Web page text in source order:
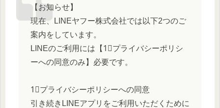
【お知らせ】
現在、LINEヤフー株式会社では以下2つのご
案内をしています。
LINEのご利用には【1⃣プライバシーポリシ
ーへの同意のみ】必要です。
1⃣プライバシーポリシーへの同意
引き続きLINEアプリをご利用いただくために